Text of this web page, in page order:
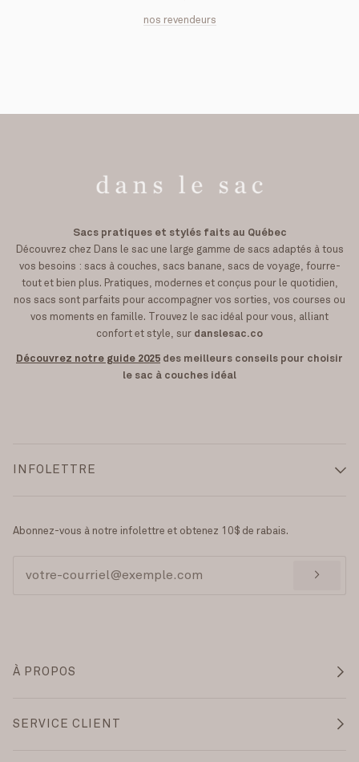
nos revendeurs
Sacs pratiques et stylés faits au Québec
Découvrez chez Dans le sac une large gamme de sacs adaptés à tous
vos besoins : sacs à couches, sacs banane, sacs de voyage, fourre-
tout et bien plus. Pratiques, modernes et conçus pour le quotidien,
nos sacs sont parfaits pour accompagner vos sorties, vos courses ou
vos moments en famille. Trouvez le sac idéal pour vous, alliant
confort et style, sur danslesac.co
Découvrez notre guide 2025 des meilleurs conseils pour choisir
le sac à couches idéal
INFOLETTRE
Abonnez-vous à notre infolettre et obtenez 10$ de rabais.
>
À PROPOS
SERVICE CLIENT